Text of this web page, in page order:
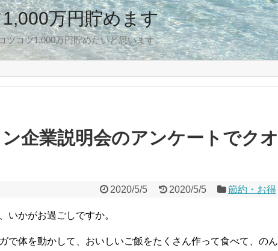
万円貯めます
ツコツ1,000万円貯めたいと思います。
企業説明会のアンケートでクオ
2020/5/5 2020/5/5 節約・お得
いかがお過ごしですか。
で体を動かして、おいしいご飯をたくさん作って食べて、のん